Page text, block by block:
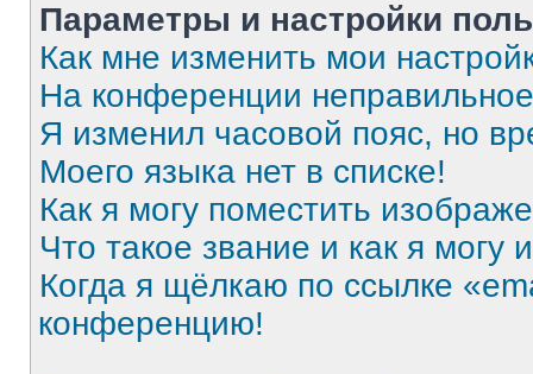
Параметры и настройки
Как мне изменить мои
На конференции
Я изменил часовой пояс, но
Моего языка нет в списке!
Как я могу поместить
Что такое звание и как я могу
Когда я щёлкаю по ссылке
конференцию!